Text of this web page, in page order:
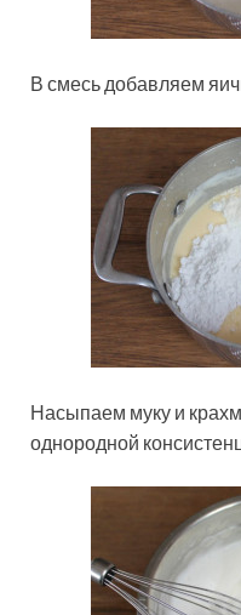
В смесь добавляем
Насыпаем муку и
однородной